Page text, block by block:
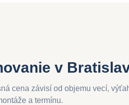
v
cena závisí od objemu vecí,
a termínu.